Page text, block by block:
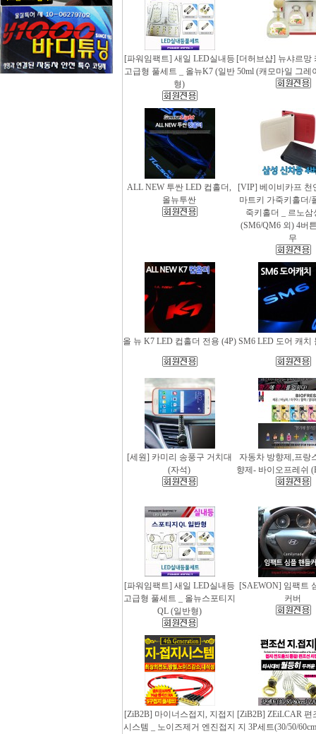
[파워임팩트] 새일 LED실내등
고급형 풀세트 _ 올뉴K7 (일반
형)
[더허브샵] 뉴샤르망
50ml (캐모마일 그레
ALL NEW 투싼 LED 컵홀더,
올뉴투싼
[VIP] 베이비카프 천
마트키 가죽키홀더/
죽키홀더 _ 르노삼
(SM6/QM6 외) 4버
무
올 뉴 K7 LED 컵홀더 전용 (4P) SM6 LED 도어 캐치
[세원] 카미리 송풍구 거치대
(자석)
자동차 방향제,프랑
향제- 바이오프레쉬
[파워임팩트] 새일 LED실내등
고급형 풀세트 _ 올뉴스포티지
QL (일반형)
[SAEWON] 임팩트
커버
[ZiB2B] 마이너스접지, 지접지
시스템 _ 노이즈제거 엔진접지
[ZiB2B] ZEiLCAR 편
지 3P세트(30/50/